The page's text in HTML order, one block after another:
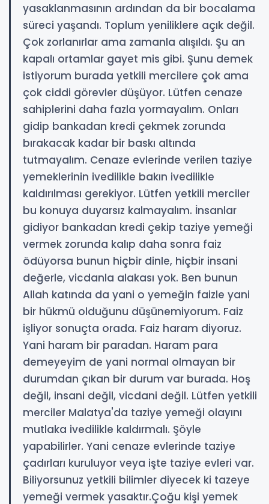
yasaklanmasının ardından da bir bocalama
süreci yaşandı. Toplum yeniliklere açık değil.
Çok zorlanırlar ama zamanla alışıldı. Şu an
kapalı ortamlar gayet mis gibi. Şunu demek
istiyorum burada yetkili mercilere çok ama
çok ciddi görevler düşüyor. Lütfen cenaze
sahiplerini daha fazla yormayalım. Onları
gidip bankadan kredi çekmek zorunda
bırakacak kadar bir baskı altında
tutmayalım. Cenaze evlerinde verilen taziye
yemeklerinin ivedilikle bakın ivedilikle
kaldırılması gerekiyor. Lütfen yetkili merciler
bu konuya duyarsız kalmayalım. İnsanlar
gidiyor bankadan kredi çekip taziye yemeği
vermek zorunda kalıp daha sonra faiz
ödüyorsa bunun hiçbir dinle, hiçbir insani
değerle, vicdanla alakası yok. Ben bunun
Allah katında da yani o yemeğin faizle yani
bir hükmü olduğunu düşünemiyorum. Faiz
işliyor sonuçta orada. Faiz haram diyoruz.
Yani haram bir paradan. Haram para
demeyeyim de yani normal olmayan bir
durumdan çıkan bir durum var burada. Hoş
değil, insani değil, vicdani değil. Lütfen yetkili
merciler Malatya'da taziye yemeği olayını
mutlaka ivedilikle kaldırmalı. Şöyle
yapabilirler. Yani cenaze evlerinde taziye
çadırları kuruluyor veya işte taziye evleri var.
Biliyorsunuz yetkili bilimler diyecek ki tazeye
yemeği vermek yasaktır.Çoğu kişi yemek